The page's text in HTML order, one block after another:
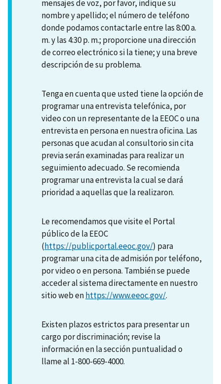
mensajes de voz, por favor, indique su
nombre y apellido; el número de teléfono
donde podamos contactarle entre las 8:00 a.
m. y las 4:30 p. m.; proporcione una dirección
de correo electrónico si la tiene; y una breve
descripción de su problema.
Tenga en cuenta que usted tiene la opción de
programar una entrevista telefónica, por
video con un representante de la EEOC o una
entrevista en persona en nuestra oficina. Las
personas que acudan al consultorio sin cita
previa serán examinadas para realizar un
seguimiento adecuado. Se recomienda
programar una entrevista la cual se dará
prioridad a aquellas que la realizaron.
Le recomendamos que visite el Portal
público de la EEOC
(https://publicportal.eeoc.gov/) para
programar una cita de admisión por teléfono,
por video o en persona. También se puede
acceder al sistema directamente en nuestro
sitio web enhttps://www.eeoc.gov/.
Existen plazos estrictos para presentar un
cargo por discriminación; revise la
información en la sección puntualidad o
llame al 1-800-669-4000.